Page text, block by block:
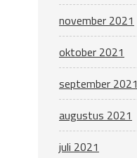
november 2021
oktober 2021
september 2021
augustus 2021
juli 2021